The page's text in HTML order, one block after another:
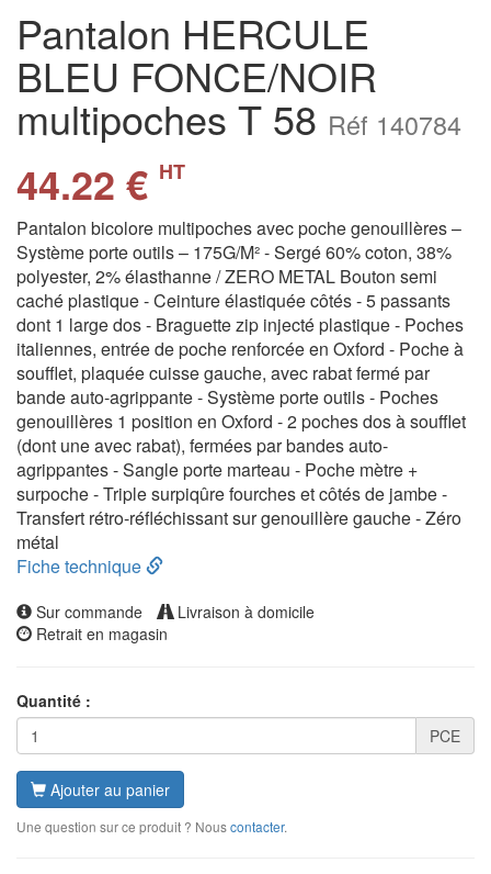
Pantalon HERCULE
BLEU FONCE/NOIR
multipoches T 58 Réf 140784
44.22 € HT
Pantalon bicolore multipoches avec poche genouillères –
Système porte outils – 175G/M² - Sergé 60% coton, 38%
polyester, 2% élasthanne / ZERO METAL Bouton semi
caché plastique - Ceinture élastiquée côtés - 5 passants
dont 1 large dos - Braguette zip injecté plastique - Poches
italiennes, entrée de poche renforcée en Oxford - Poche à
soufflet, plaquée cuisse gauche, avec rabat fermé par
bande auto-agrippante - Système porte outils - Poches
genouillères 1 position en Oxford - 2 poches dos à soufflet
(dont une avec rabat), fermées par bandes auto-
agrippantes - Sangle porte marteau - Poche mètre +
surpoche - Triple surpiqûre fourches et côtés de jambe -
Transfert rétro-réfléchissant sur genouillère gauche - Zéro
métal
Fiche technique
Sur commande
Livraison à domicile
Retrait en magasin
Quantité :
PCE
Ajouter au panier
Une question sur ce produit ? Nouscontacter.